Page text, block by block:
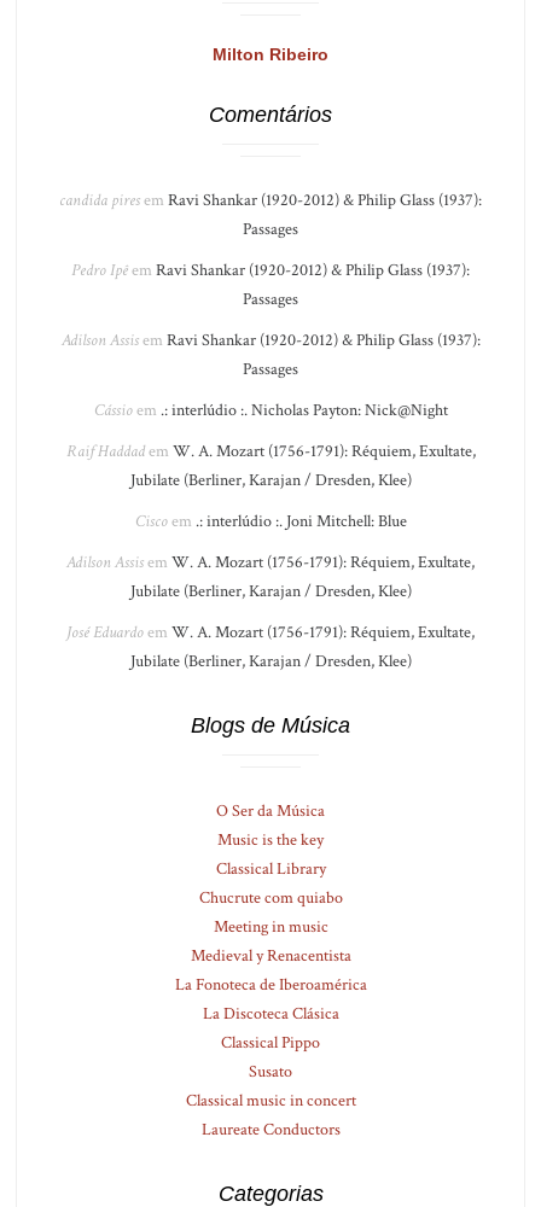
Milton Ribeiro
Comentários
candida piresem Ravi Shankar (1920-2012) & Philip Glass (1937):
Passages
Pedro Ipêem Ravi Shankar (1920-2012) & Philip Glass (1937):
Passages
Adilson Assisem Ravi Shankar (1920-2012) & Philip Glass (1937):
Passages
Cássioem .: interlúdio :. Nicholas Payton: Nick@Night
Raif Haddadem W. A. Mozart (1756-1791): Réquiem, Exultate,
Jubilate (Berliner, Karajan / Dresden, Klee)
Ciscoem .: interlúdio :. Joni Mitchell: Blue
Adilson Assisem W. A. Mozart (1756-1791): Réquiem, Exultate,
Jubilate (Berliner, Karajan / Dresden, Klee)
José Eduardoem W. A. Mozart (1756-1791): Réquiem, Exultate,
Jubilate (Berliner, Karajan / Dresden, Klee)
Blogs de Música
O Ser da Música
Music is the key
Classical Library
Chucrute com quiabo
Meeting in music
Medieval y Renacentista
La Fonoteca de Iberoamérica
La Discoteca Clásica
Classical Pippo
Susato
Classical music in concert
Laureate Conductors
Categorias